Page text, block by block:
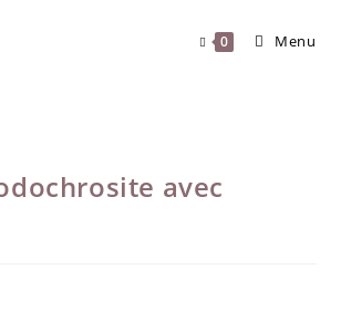
0 Menu
avec